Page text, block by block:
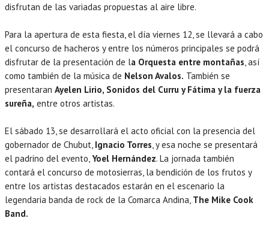
disfrutan de las variadas propuestas al aire libre.
Para la apertura de esta fiesta, el día viernes 12, se llevará a cabo
el concurso de hacheros y entre los números principales se podrá
disfrutar de la presentación de la Orquesta entre montañas, así
como también de la música de Nelson Avalos. También se
presentaran Ayelen Lirio, Sonidos del Curru y Fátima y la fuerza
sureña, entre otros artistas.
El sábado 13, se desarrollará el acto oficial con la presencia del
gobernador de Chubut, Ignacio Torres, y esa noche se presentará
el padrino del evento,Yoel Hernández. La jornada también
contará el concurso de motosierras, la bendición de los frutos y
entre los artistas destacados estarán en el escenario la
legendaria banda de rock de la Comarca Andina, The Mike Cook
Band.